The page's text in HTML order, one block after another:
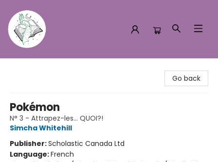
Go back
Pokémon
N° 3 - Attrapez-les… QUOI?!
Simcha Whitehill
Publisher:Scholastic Canada Ltd
Language:French